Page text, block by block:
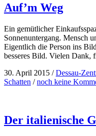
Auf’m Weg
Ein gemütlicher
Sonnenuntergang. Mensch
Eigentlich die Person ins
besseres Bild. Vielen Dank,
30. April 2015 /Dessau-
Schatten /noch keine
Der italienische